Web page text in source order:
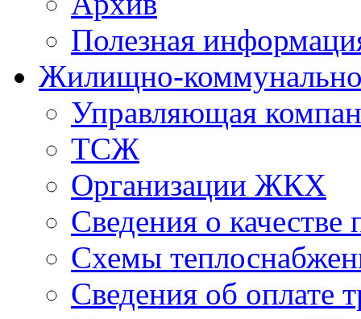
Полезная
Жилищно-
Управляющая
ТСЖ
Организации ЖКХ
Сведения о качестве
Схемы
Сведения об оплате